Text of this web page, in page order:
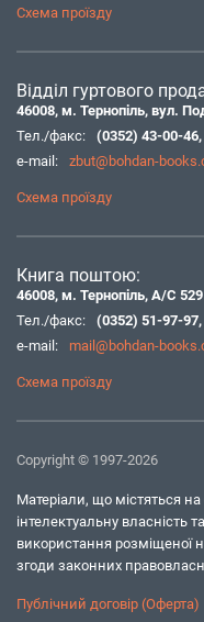
Схема проїзду
Відділ гуртового
46008, м. Тернопіль, вул.
Тел./факс:
(0352) 43-00-46,
e-mail:
zbut@bohdan-
Схема проїзду
Книга поштою:
46008, м. Тернопіль, А/С 529
Тел./факс:
(0352) 51-97-97,
e-mail:
mail@bohdan-
Схема проїзду
Copyright © 1997-2026
Матеріали, що містяться
інтелектуальну власність
використання розміщеної
згоди законних
Публічний договір (Оферта)